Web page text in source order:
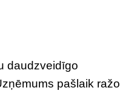
daudzveidīgo
pašlaik ražo